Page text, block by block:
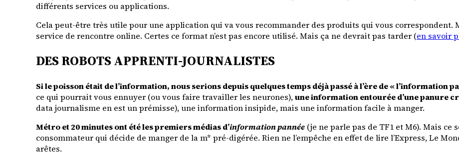
différents services ou applications.
Cela peut-être très utile pour une application qui va vous recommander des produits qui vous
service de rencontre online. Certes ce format n’est pas encore utilisé. Mais ça ne devrait pas tarder (en savoir
DES ROBOTS APPRENTI-JOURNALISTES
Si le poisson était de l’information, nous serions depuis quelques temps déjà passé à l’ère de « l’information
ce qui pourrait vous ennuyer (ou vous faire travailler les neurones),une information entourée d’une panure
data journalisme en est un prémisse), une information insipide, mais une information facile à manger.
Métro et 20 minutes ont été les premiers médias d’information pannée (je ne parle pas de TF1 et M6). Mais
consommateur qui décide de manger de la m* pré-digérée. Rien ne l’empêche en effet de lire l’Express, Le
arêtes.